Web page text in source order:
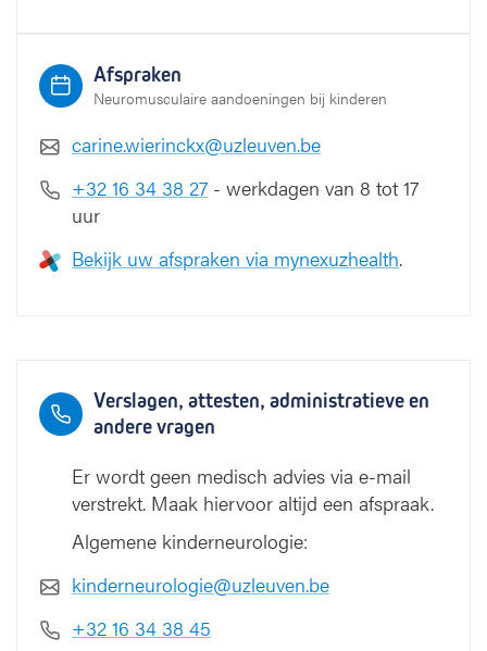
Afspraken
Neuromusculaire aandoeningen bij kinderen
carine.wierinckx@uzleuven.be
+32 16 34 38 27 - werkdagen van 8 tot 17
uur
Bekijk uw afspraken via mynexuzhealth.
Verslagen, attesten, administratieve en
andere vragen
Er wordt geen medisch advies via e-mail
verstrekt. Maak hiervoor altijd een afspraak.
Algemene kinderneurologie:
kinderneurologie@uzleuven.be
+32 16 34 38 45